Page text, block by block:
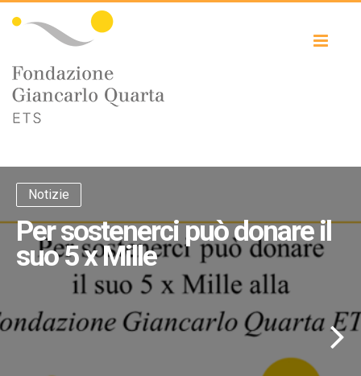
Notizie
Per sostenerci può donare il
suo 5 x Mille